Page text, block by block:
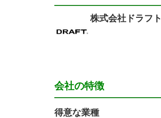
株式会社ドラフト
会社の特徴
得意な業種